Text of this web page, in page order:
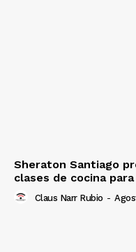
Sheraton Santiago
clases de cocina
Claus Narr Rubio -